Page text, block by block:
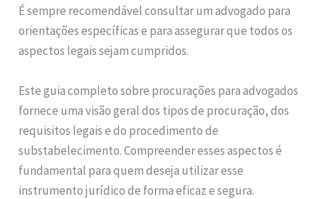
É sempre recomendável consultar um advogado para
orientações específicas e para assegurar que todos os
aspectos legais sejam cumpridos.
Este guia completo sobre procurações para advogados
fornece uma visão geral dos tipos de procuração, dos
requisitos legais e do procedimento de
substabelecimento. Compreender esses aspectos é
fundamental para quem deseja utilizar esse
instrumento jurídico de forma eficaz e segura.